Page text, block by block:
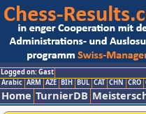
Logged on: Gast
Arabic ARM AZE BIH BUL CAT CHN CRO
Home TurnierDB